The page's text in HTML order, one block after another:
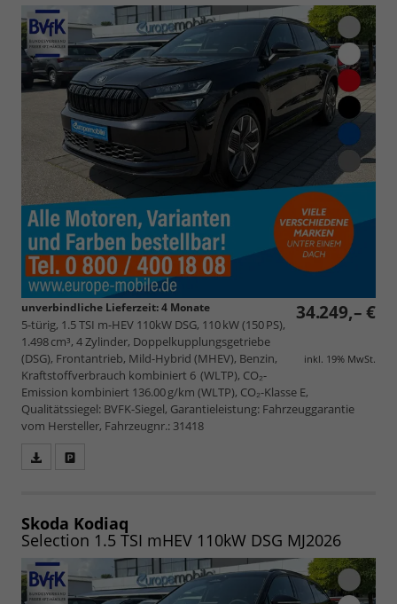
34.249,– €
inkl. 19% MwSt.
unverbindliche Lieferzeit:4 Monate
5-türig, 1.5 TSI m-HEV 110kW DSG, 110 kW (150 PS),
1.498 cm³, 4 Zylinder, Doppelkupplungsgetriebe
(DSG), Frontantrieb, Mild-Hybrid (MHEV), Benzin,
Kraftstoffverbrauch kombiniert 6 (WLTP), CO₂-
Emission kombiniert 136.00 g/km (WLTP), CO₂-Klasse E,
Qualitätssiegel: BVFK-Siegel, Garantieleistung: Fahrzeuggarantie
vom Hersteller, Fahrzeugnr.: 31418
speichern/drucken
Skoda Kodiaq
Selection 1.5 TSI mHEV 110kW DSG MJ2026